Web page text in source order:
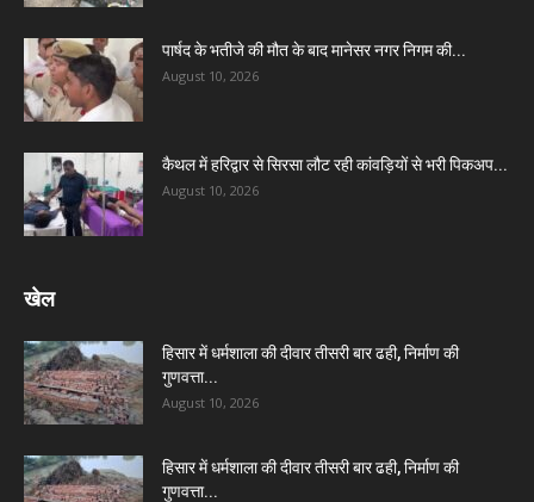
पार्षद के भतीजे की मौत के बाद मानेसर नगर निगम की...
August 10, 2026
कैथल में हरिद्वार से सिरसा लौट रही कांवड़ियों से भरी पिकअप...
August 10, 2026
खेल
हिसार में धर्मशाला की दीवार तीसरी बार ढही, निर्माण की
गुणवत्ता...
August 10, 2026
हिसार में धर्मशाला की दीवार तीसरी बार ढही, निर्माण की
गुणवत्ता...